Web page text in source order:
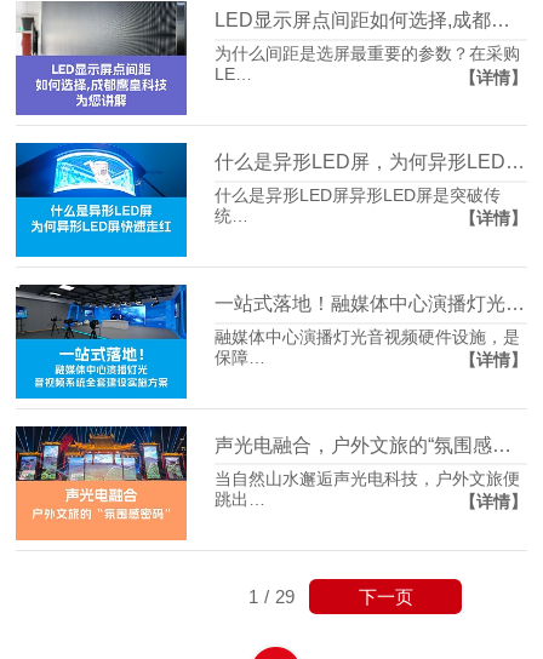
LED显示屏点间距如何选择,成都鹰皇科技为您讲解
为什么间距是选屏最重要的参数？在采购
LE…
【详情】
什么是异形LED屏，为何异形LED屏快速走红
什么是异形LED屏异形LED屏是突破传
统…
【详情】
一站式落地！融媒体中心演播灯光音视频系统建设实施方案分享
融媒体中心演播灯光音视频硬件设施，是
保障…
【详情】
声光电融合，户外文旅的“氛围感密码”
当自然山水邂逅声光电科技，户外文旅便
跳出…
【详情】
1 / 29 下一页